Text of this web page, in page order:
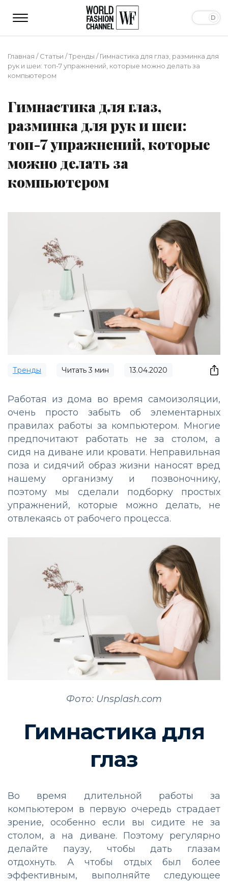
Главная /Статьи /Тренды /Гимнастика для глаз, разминка для
рук и шеи: топ-7 упражнений, которые можно делать за
компьютером
Гимнастика для глаз,
разминка для рук и шеи:
топ-7 упражнений, которые
можно делать за
компьютером
Тренды Читать3 мин 13.04.2020
Работая из дома во время самоизоляции,
очень просто забыть об элементарных
правилах работы за компьютером. Многие
предпочитают работать не за столом, а
сидя на диване или кровати. Неправильная
поза и сидячий образ жизни наносят вред
нашему организму и позвоночнику,
поэтому мы сделали подборку простых
упражнений, которые можно делать, не
отвлекаясь от рабочего процесса.
Фото: Unsplash.com
Гимнастика для
глаз
Во время длительной работы за
компьютером в первую очередь страдает
зрение, особенно если вы сидите не за
столом, а на диване. Поэтому регулярно
делайте паузу, чтобы дать глазам
отдохнуть. А чтобы отдых был более
эффективным, выполняйте следующее